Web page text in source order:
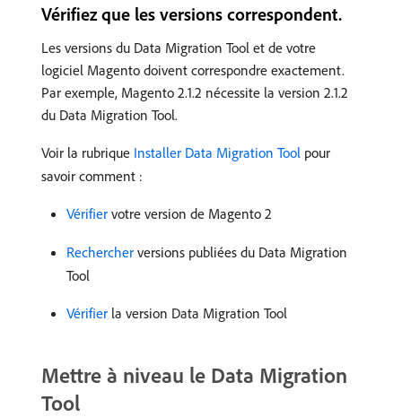
Vérifiez que les versions correspondent.
Les versions du Data Migration Tool et de votre
logiciel Magento doivent correspondre exactement.
Par exemple, Magento 2.1.2 nécessite la version 2.1.2
du Data Migration Tool.
Voir la rubrique Installer Data Migration Tool pour
savoir comment :
Vérifier votre version de Magento 2
Rechercher versions publiées du Data Migration
Tool
Vérifier la version Data Migration Tool
Mettre à niveau le Data Migration
Tool